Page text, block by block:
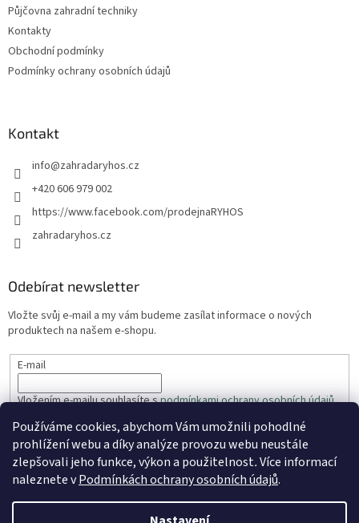
Používáme cookies, abychom Vám umožnili pohodlné
prohlížení webu a díky analýze provozu webu neustále
zlepšovali jeho funkce, výkon a použitelnost.Více informací
naleznete vPodmínkách ochrany osobních údajů.
Půjčovna zahradní techniky
Kontakty
Obchodní podmínky
Podmínky ochrany osobních údajů
Kontakt
info@zahradaryhos.cz
+420 606 979 002
https://www.facebook.com/prodejnaRYHOS
zahradaryhos.cz
Odebírat newsletter
Vložte svůj e-mail a my vám budeme zasílat informace o nových
produktech na našem e-shopu.
E-mail
Vložením e-mailu souhlasíte spodmínkami ochrany osobních údajů
PŘIHLÁSIT SE